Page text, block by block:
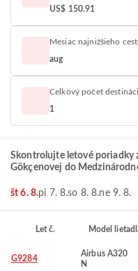
US$ 150.91
Mesiac najnižšieho
aug
Celkový počet
1
Skontrolujte letové poriadky
Gökçenovej do
št 6. 8.pi 7. 8.so 8. 8.ne 9. 8.
Let č. Model
G9284
Airbus A320
N